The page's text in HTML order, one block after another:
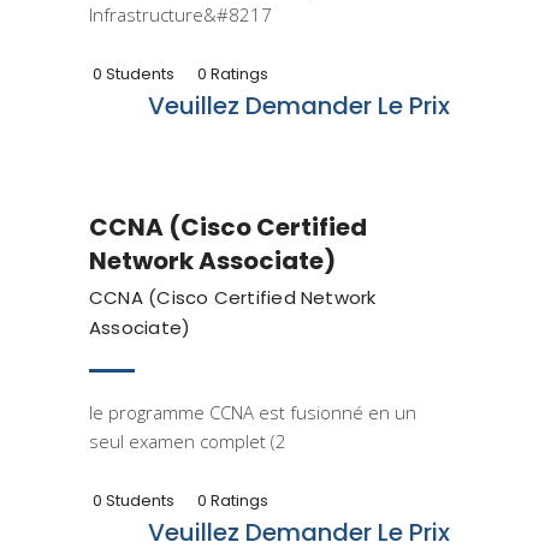
Infrastructure&#8217
0 Students 0 Ratings
Veuillez Demander Le Prix
Cisco
CCNA (Cisco Certified
Network Associate)
CCNA (Cisco Certified Network
Associate)
le programme CCNA est fusionné en un
seul examen complet (2
0 Students 0 Ratings
Veuillez Demander Le Prix